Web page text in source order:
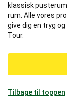
klassisk
rum. Alle vores
give dig en tryg
Tour.
Tilbage til toppen